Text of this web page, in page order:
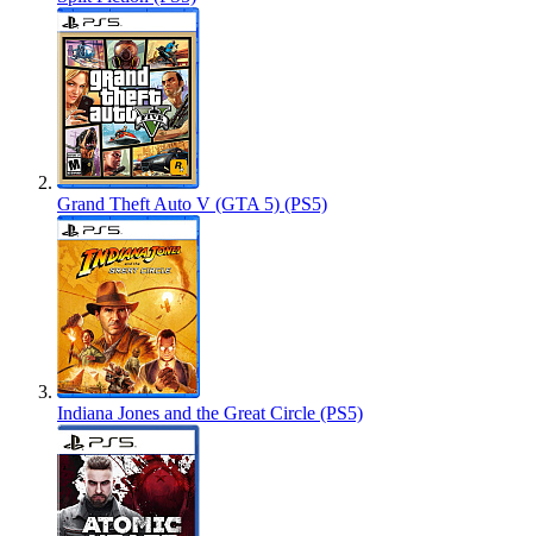
Grand Theft Auto V (GTA 5) (PS5)
Indiana Jones and the Great Circle (PS5)